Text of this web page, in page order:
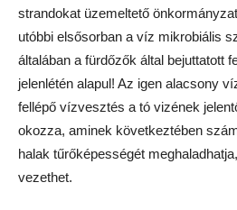
strandokat üzemeltető
utóbbi elsősorban a víz mikrobiális
általában a fürdőzők által bejuttatott
jelenlétén alapul! Az igen alacsony
fellépő vízvesztés a tó vizének
okozza, aminek következtében
halak tűrőképességét
vezethet.